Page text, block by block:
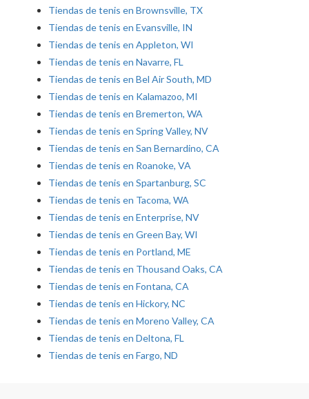
Tiendas de tenis en Brownsville, TX
Tiendas de tenis en Evansville, IN
Tiendas de tenis en Appleton, WI
Tiendas de tenis en Navarre, FL
Tiendas de tenis en Bel Air South, MD
Tiendas de tenis en Kalamazoo, MI
Tiendas de tenis en Bremerton, WA
Tiendas de tenis en Spring Valley, NV
Tiendas de tenis en San Bernardino, CA
Tiendas de tenis en Roanoke, VA
Tiendas de tenis en Spartanburg, SC
Tiendas de tenis en Tacoma, WA
Tiendas de tenis en Enterprise, NV
Tiendas de tenis en Green Bay, WI
Tiendas de tenis en Portland, ME
Tiendas de tenis en Thousand Oaks, CA
Tiendas de tenis en Fontana, CA
Tiendas de tenis en Hickory, NC
Tiendas de tenis en Moreno Valley, CA
Tiendas de tenis en Deltona, FL
Tiendas de tenis en Fargo, ND